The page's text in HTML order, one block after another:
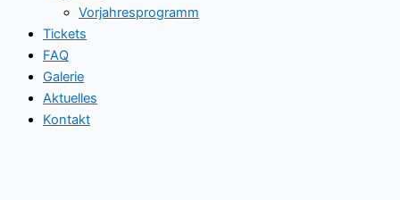
Vorjahresprogramm
Tickets
FAQ
Galerie
Aktuelles
Kontakt